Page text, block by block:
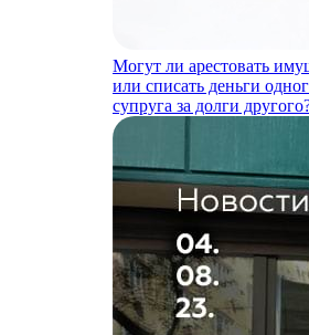
Могут ли арестовать
или списать деньги
супруга за долги